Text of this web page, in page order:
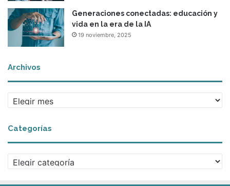
Generaciones conectadas: educación y
vida en la era de la IA
19 noviembre, 2025
Archivos
r
h
i
Categorías
a